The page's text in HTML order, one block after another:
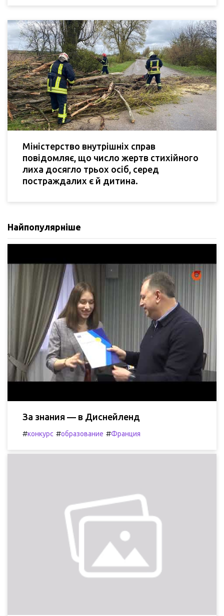
Міністерство внутрішніх справ
повідомляє, що число жертв стихійного
лиха досягло трьох осіб, серед
постраждалих є й дитина.
Найпопулярніше
За знания — в Диснейленд
#конкурс #образование #Франция